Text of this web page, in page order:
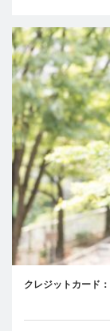
クレジットカード